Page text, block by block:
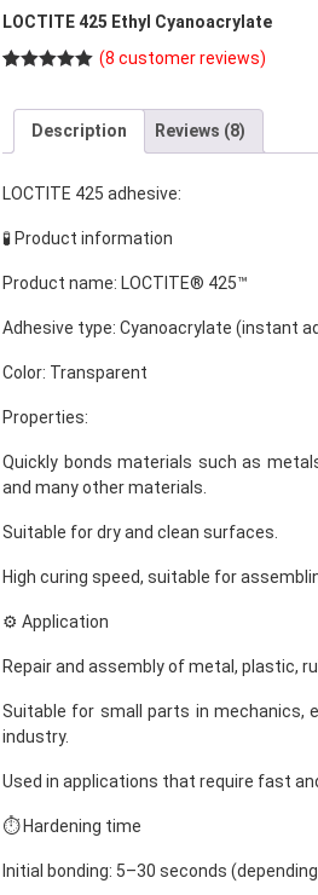
LOCTITE 425 Ethyl Cyanoacrylate
customer
ratings
(8 customer reviews)
Description Reviews (8)
LOCTITE 425 adhesive:
🧪 Product information
Product name: LOCTITE® 425™
Adhesive type: Cyanoacrylate (instant
Color: Transparent
Properties:
Quickly bonds materials such as
and many other materials.
Suitable for dry and clean surfaces.
High curing speed, suitable for
⚙️ Application
Repair and assembly of metal, plastic,
Suitable for small parts in mechanics,
industry.
Used in applications that require fast
⏱ Hardening time
Initial bonding: 5–30 seconds